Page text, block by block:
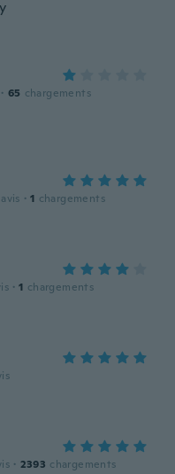
· 65 chargements
avis · 1 chargements
· 1 chargements
· 2393 chargements